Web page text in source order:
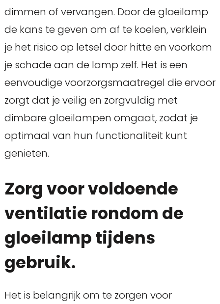
dimmen of vervangen. Door de gloeilamp
de kans te geven om af te koelen, verklein
je het risico op letsel door hitte en voorkom
je schade aan de lamp zelf. Het is een
eenvoudige voorzorgsmaatregel die ervoor
zorgt dat je veilig en zorgvuldig met
dimbare gloeilampen omgaat, zodat je
optimaal van hun functionaliteit kunt
genieten.
Zorg voor voldoende
ventilatie rondom de
gloeilamp tijdens
gebruik.
Het is belangrijk om te zorgen voor